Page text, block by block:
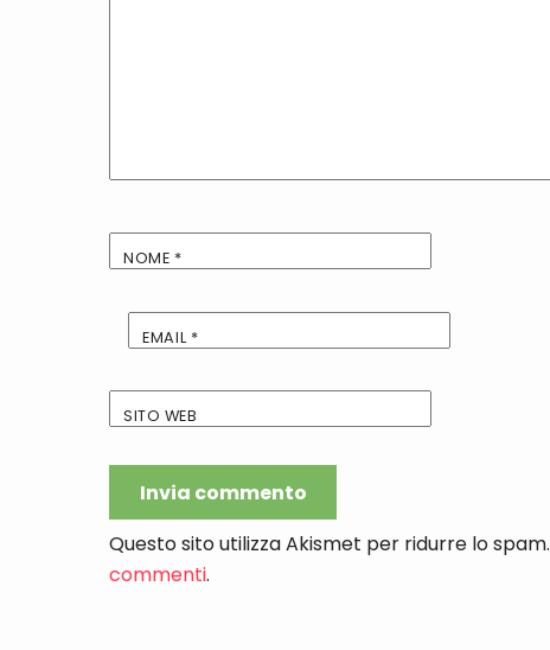
NOME *
EMAIL *
SITO WEB
Questo sito utilizza Akismet per ridurre lo spam.
commenti.